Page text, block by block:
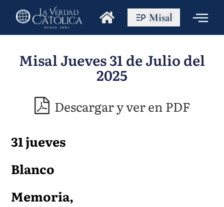
Misal
Misal Jueves 31 de Julio del
2025
Descargar y ver en PDF
31 jueves
Blanco
Memoria,